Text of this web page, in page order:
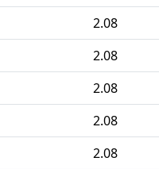
2.08
2.08
2.08
2.08
2.08